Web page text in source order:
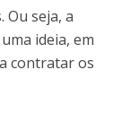
seja, a
ideia, em
contratar os